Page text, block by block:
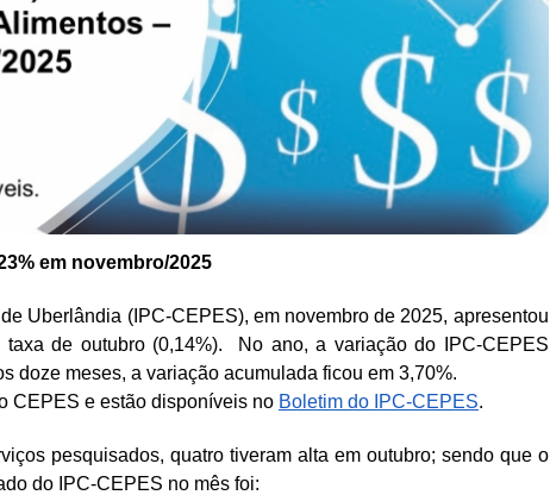
em novembro/2025
Uberlândia (IPC-CEPES), em novembro de 2025, apresentou
de outubro (0,14%). No ano, a variação do IPC-CEPES
doze meses, a variação acumulada ficou em 3,70%.
CEPES e estão disponíveis no Boletim do IPC-CEPES.
pesquisados, quatro tiveram alta em outubro; sendo que o
do IPC-CEPES no mês foi: